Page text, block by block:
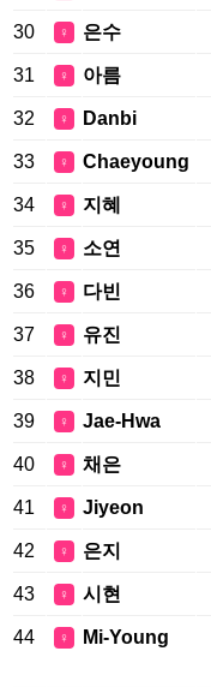
30 ♀ 은수
31 ♀ 아름
32 ♀ Danbi
33 ♀ Chaeyoung
34 ♀ 지혜
35 ♀ 소연
36 ♀ 다빈
37 ♀ 유진
38 ♀ 지민
39 ♀ Jae-Hwa
40 ♀ 채은
41 ♀ Jiyeon
42 ♀ 은지
43 ♀ 시현
44 ♀ Mi-Young